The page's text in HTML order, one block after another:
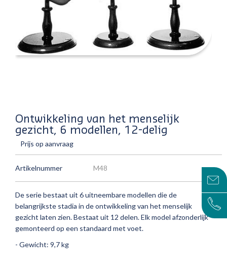
Ontwikkeling van het menselijk
gezicht, 6 modellen, 12-delig
Prijs op aanvraag
Artikelnummer M48
De serie bestaat uit 6 uitneembare modellen die de
belangrijkste stadia in de ontwikkeling van het menselijk
gezicht laten zien.Bestaat uit 12 delen.Elk model afzonderlijk
gemonteerd op een standaard met voet.
- Gewicht: 9,7 kg